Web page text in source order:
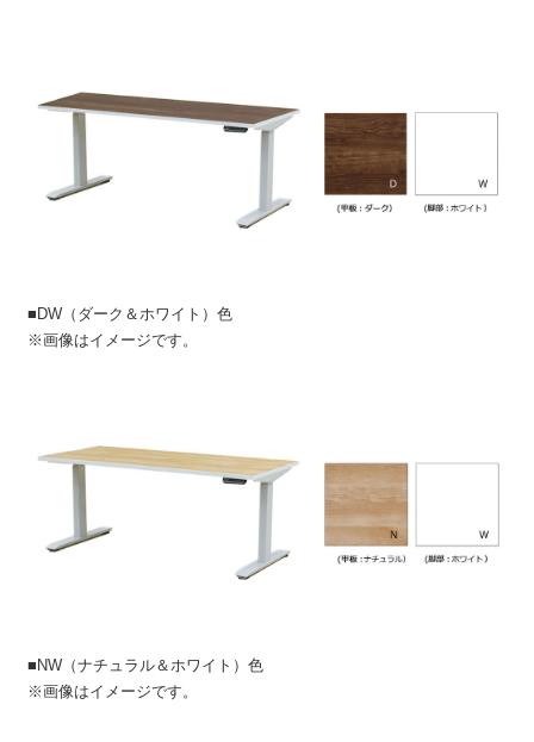
■DW（ダーク＆ホワイト）色
※画像はイメージです。
■NW（ナチュラル＆ホワイト）色
※画像はイメージです。